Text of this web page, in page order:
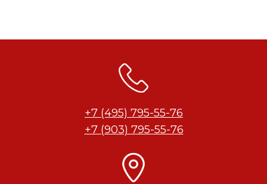
+7 (495) 795-55-76
+7 (903) 795-55-76